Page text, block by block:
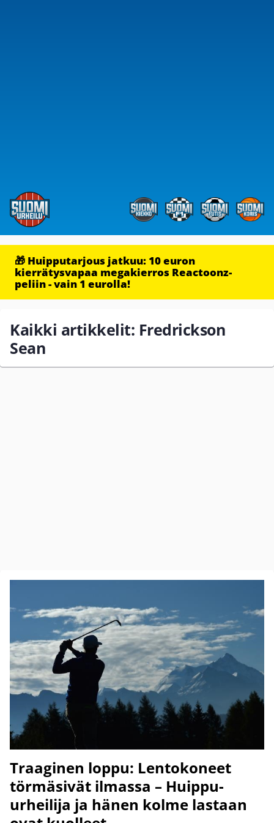
🎁 Huipputarjous jatkuu: 10 euron
kierrätysvapaa megakierros Reactoonz-
peliin - vain 1 eurolla!
Kaikki artikkelit: Fredrickson
Sean
Traaginen loppu: Lentokoneet
törmäsivät ilmassa – Huippu-
urheilija ja hänen kolme lastaan